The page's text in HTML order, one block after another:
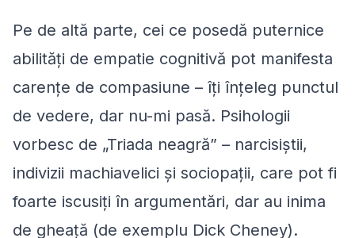
Pe de altă parte, cei ce posedă puternice
abilități de empatie cognitivă pot manifesta
carențe de compasiune – îți înțeleg punctul
de vedere, dar nu-mi pasă. Psihologii
vorbesc de „Triada neagră” – narcisiștii,
indivizii machiavelici și sociopații, care pot fi
foarte iscusiți în argumentări, dar au inima
de gheață (de exemplu Dick Cheney).